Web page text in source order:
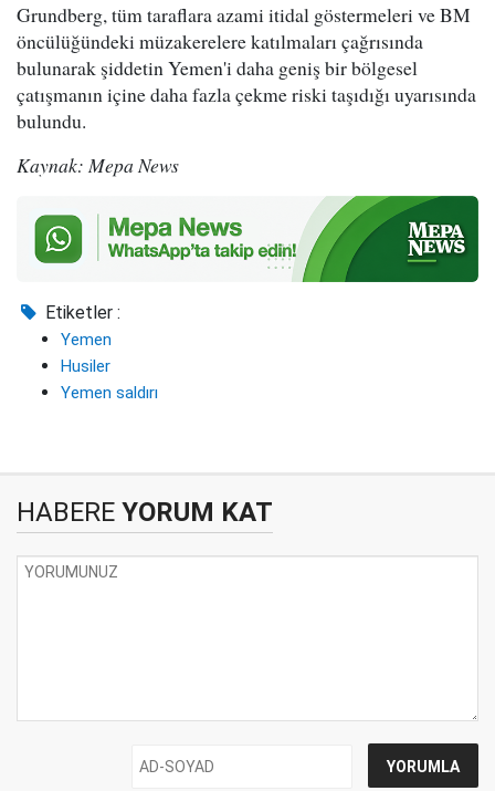
Grundberg, tüm taraflara azami itidal göstermeleri ve BM
öncülüğündeki müzakerelere katılmaları çağrısında
bulunarak şiddetin Yemen'i daha geniş bir bölgesel
çatışmanın içine daha fazla çekme riski taşıdığı uyarısında
bulundu.
Kaynak: Mepa News
Etiketler :
Yemen
Husiler
Yemen saldırı
HABERE YORUM KAT